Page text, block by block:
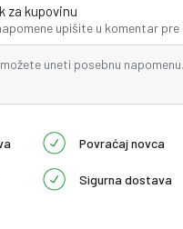
za kupovinu
upišite u komentar
Povraćaj novca
Sigurna dostava